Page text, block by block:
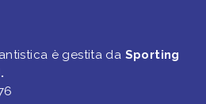
è gestita da Sporting